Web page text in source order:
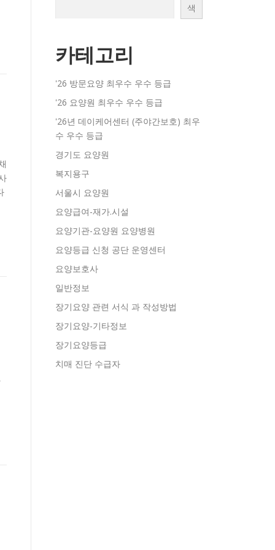
색
카테고리
'26 방문요양 최우수 우수 등급
'26 요양원 최우수 우수 등급
'26년 데이케어센터 (주야간보호) 최우
수 우수 등급
경기도 요양원
복지용구
서울시 요양원
요양급여-재가.시설
요양기관-요양원 요양병원
요양등급 신청 공단 운영센터
요양보호사
일반정보
장기요양 관련 서식 과 작성방법
장기요양-기타정보
장기요양등급
치매 진단 수급자